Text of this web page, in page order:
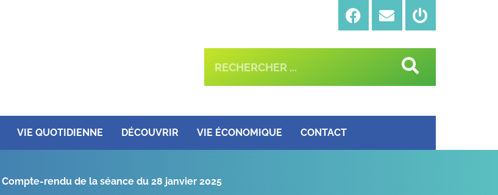
VIE QUOTIDIENNE DÉCOUVRIR VIE ÉCONOMIQUE CONTACT
Compte-rendu de la séance du 28 janvier 2025